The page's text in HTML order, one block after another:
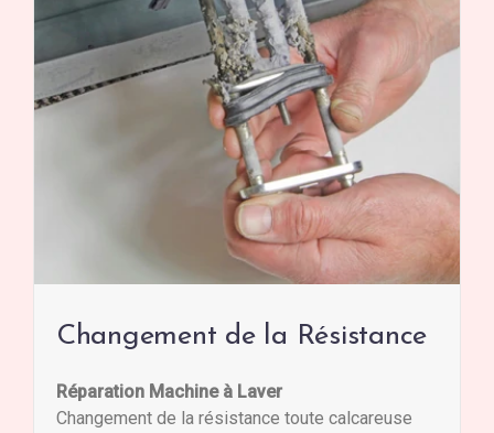
Changement de la Résistance
Réparation Machine à Laver
Changement de la résistance toute calcareuse